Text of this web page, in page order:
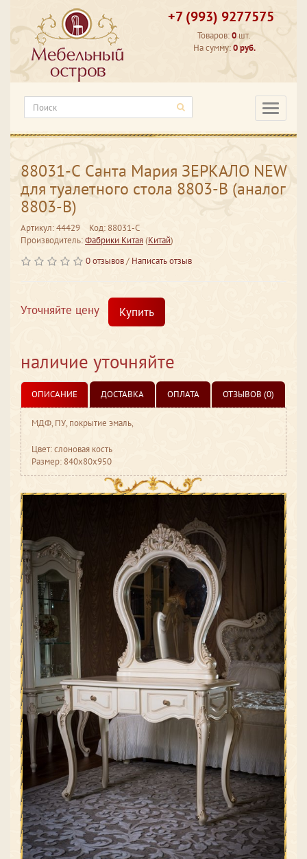
+7 (993) 9277575
Товаров:0 шт.
На сумму:0 руб.
88031-С Санта Мария ЗЕРКАЛО NEW
для туалетного стола 8803-В (аналог
8803-В)
Артикул: 44429
Код: 88031-С
Производитель:Фабрики Китая(Китай)
0 отзывов/ Написать отзыв
Уточняйте цену Купить
наличие уточняйте
ОПИСАНИЕ ДОСТАВКА ОПЛАТА ОТЗЫВОВ (0)
МДФ, ПУ, покрытие эмаль,
Цвет: слоновая кость
Размер: 840x80x950